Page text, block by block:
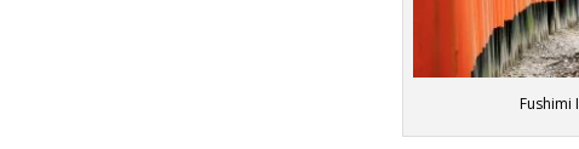
Fushimi